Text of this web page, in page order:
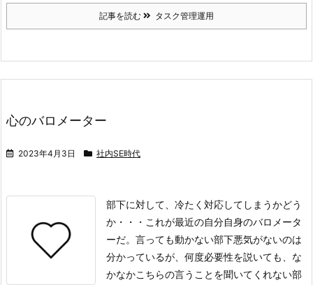
記事を読む タスク管理運用
心のバロメーター
2023年4月3日 社内SE時代
部下に対して、冷たく対応してしまうかどう
か・・・ これが最近の自分自身のバロメータ
ーだ。 言っても動かない部下悪気がないのは
分かっているが、何度必要性を説いても、な
かなかこちらの言うことを聞いてくれない部